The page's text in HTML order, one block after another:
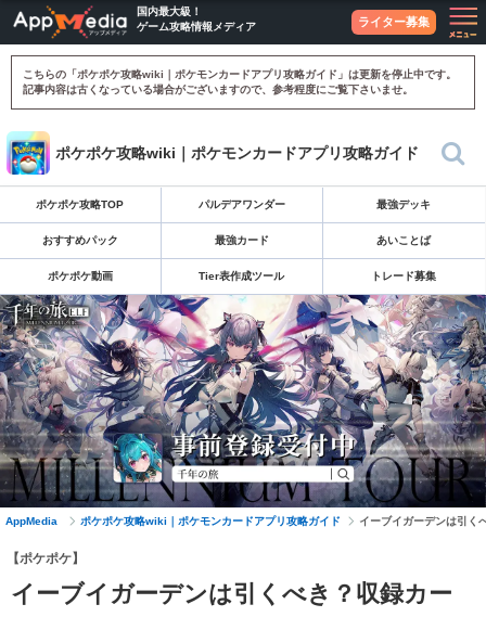
国内最大級！
ゲーム攻略情報メディア
ライター募集
こちらの「ポケポケ攻略wiki｜ポケモンカードアプリ攻略ガイド」は更新を停止中です。
記事内容は古くなっている場合がございますので、参考程度にご覧下さいませ。
ポケポケ攻略wiki｜ポケモンカードアプリ攻略ガイド
ポケポケ攻略TOP パルデアワンダー 最強デッキ
おすすめパック 最強カード あいことば
ポケポケ動画 Tier表作成ツール トレード募集
AppMedia ポケポケ攻略wiki｜ポケモンカードアプリ攻略ガイド イーブイガーデンは引く
【ポケポケ】
イーブイガーデンは引くべき？収録カー